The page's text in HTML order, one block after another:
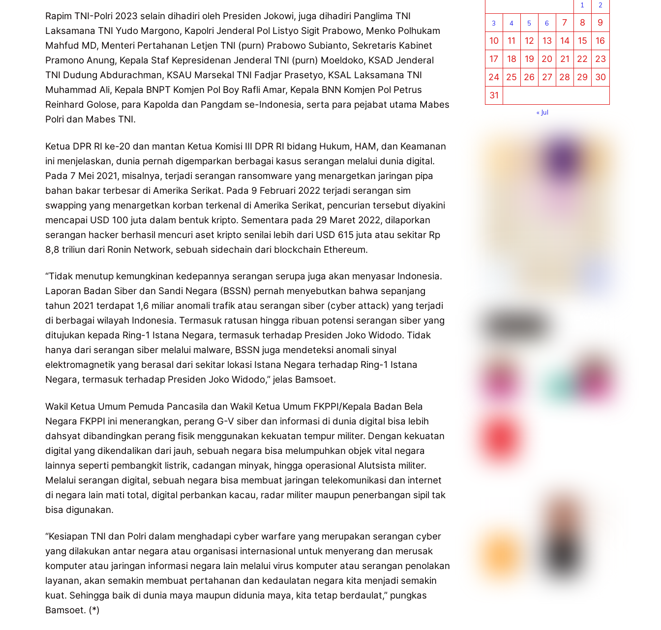
Rapim TNI-Polri 2023 selain dihadiri oleh Presiden Jokowi, juga dihadiri Panglima TNI
Laksamana TNI Yudo Margono, Kapolri Jenderal Pol Listyo Sigit Prabowo, Menko Polhukam
Mahfud MD, Menteri Pertahanan Letjen TNI (purn) Prabowo Subianto, Sekretaris Kabinet
Pramono Anung, Kepala Staf Kepresidenan Jenderal TNI (purn) Moeldoko, KSAD Jenderal
TNI Dudung Abdurachman, KSAU Marsekal TNI Fadjar Prasetyo, KSAL Laksamana TNI
Muhammad Ali, Kepala BNPT Komjen Pol Boy Rafli Amar, Kepala BNN Komjen Pol Petrus
Reinhard Golose, para Kapolda dan Pangdam se-Indonesia, serta para pejabat utama Mabes
Polri dan Mabes TNI.
Ketua DPR RI ke-20 dan mantan Ketua Komisi III DPR RI bidang Hukum, HAM, dan Keamanan
ini menjelaskan, dunia pernah digemparkan berbagai kasus serangan melalui dunia digital.
Pada 7 Mei 2021, misalnya, terjadi serangan ransomware yang menargetkan jaringan pipa
bahan bakar terbesar di Amerika Serikat. Pada 9 Februari 2022 terjadi serangan sim
swapping yang menargetkan korban terkenal di Amerika Serikat, pencurian tersebut diyakini
mencapai USD 100 juta dalam bentuk kripto. Sementara pada 29 Maret 2022, dilaporkan
serangan hacker berhasil mencuri aset kripto senilai lebih dari USD 615 juta atau sekitar Rp
8,8 triliun dari Ronin Network, sebuah sidechain dari blockchain Ethereum.
“Tidak menutup kemungkinan kedepannya serangan serupa juga akan menyasar Indonesia.
Laporan Badan Siber dan Sandi Negara (BSSN) pernah menyebutkan bahwa sepanjang
tahun 2021 terdapat 1,6 miliar anomali trafik atau serangan siber (cyber attack) yang terjadi
di berbagai wilayah Indonesia. Termasuk ratusan hingga ribuan potensi serangan siber yang
ditujukan kepada Ring-1 Istana Negara, termasuk terhadap Presiden Joko Widodo. Tidak
hanya dari serangan siber melalui malware, BSSN juga mendeteksi anomali sinyal
elektromagnetik yang berasal dari sekitar lokasi Istana Negara terhadap Ring-1 Istana
Negara, termasuk terhadap Presiden Joko Widodo,” jelas Bamsoet.
Wakil Ketua Umum Pemuda Pancasila dan Wakil Ketua Umum FKPPI/Kepala Badan Bela
Negara FKPPI ini menerangkan, perang G-V siber dan informasi di dunia digital bisa lebih
dahsyat dibandingkan perang fisik menggunakan kekuatan tempur militer. Dengan kekuatan
digital yang dikendalikan dari jauh, sebuah negara bisa melumpuhkan objek vital negara
lainnya seperti pembangkit listrik, cadangan minyak, hingga operasional Alutsista militer.
Melalui serangan digital, sebuah negara bisa membuat jaringan telekomunikasi dan internet
di negara lain mati total, digital perbankan kacau, radar militer maupun penerbangan sipil tak
bisa digunakan.
“Kesiapan TNI dan Polri dalam menghadapi cyber warfare yang merupakan serangan cyber
yang dilakukan antar negara atau organisasi internasional untuk menyerang dan merusak
komputer atau jaringan informasi negara lain melalui virus komputer atau serangan penolakan
layanan, akan semakin membuat pertahanan dan kedaulatan negara kita menjadi semakin
kuat. Sehingga baik di dunia maya maupun didunia maya, kita tetap berdaulat,” pungkas
Bamsoet. (*)
1 2
3 4 5 6 7 8
9
10
11 12 13 14 15
16
17
18 19 20 21 22
23
24
25 26 27 28 29
30
31
« Jul